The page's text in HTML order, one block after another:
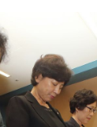
台湾
能源
视频